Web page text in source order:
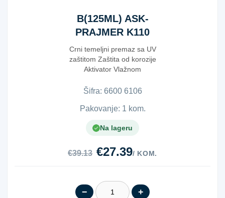
B(125ML) ASK-
PRAJMER K110
5*
Crni temeljni premaz sa UV
zaštitom Zaštita od korozije
Aktivator Vlažnom
Šifra: 6​6​0​0​ ​6​1​0​6​
Pakovanje: 1 kom.
Na lageru
€39.13 €27.39/ KOM.
− +